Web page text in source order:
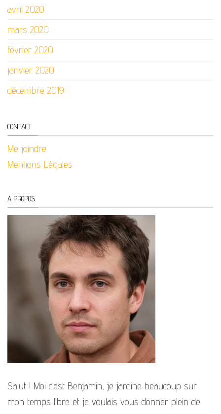
avril 2020
mars 2020
février 2020
janvier 2020
décembre 2019
CONTACT
Me joindre
Mentions Légales
A PROPOS
Salut ! Moi c’est Benjamin, je jardine beaucoup sur
mon temps libre et je voulais vous donner plein de